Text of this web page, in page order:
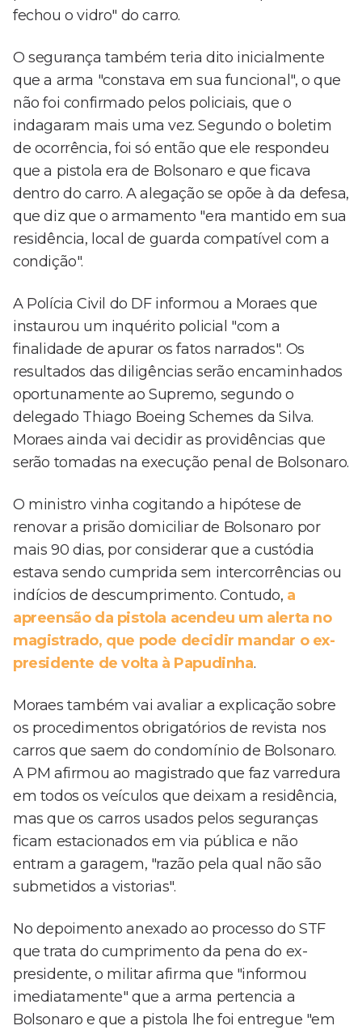
fechou o vidro" do carro.
O segurança também teria dito inicialmente
que a arma "constava em sua funcional", o que
não foi confirmado pelos policiais, que o
indagaram mais uma vez. Segundo o boletim
de ocorrência, foi só então que ele respondeu
que a pistola era de Bolsonaro e que ficava
dentro do carro. A alegação se opõe à da defesa,
que diz que o armamento "era mantido em sua
residência, local de guarda compatível com a
condição".
A Polícia Civil do DF informou a Moraes que
instaurou um inquérito policial "com a
finalidade de apurar os fatos narrados". Os
resultados das diligências serão encaminhados
oportunamente ao Supremo, segundo o
delegado Thiago Boeing Schemes da Silva.
Moraes ainda vai decidir as providências que
serão tomadas na execução penal de Bolsonaro.
O ministro vinha cogitando a hipótese de
renovar a prisão domiciliar de Bolsonaro por
mais 90 dias, por considerar que a custódia
estava sendo cumprida sem intercorrências ou
indícios de descumprimento. Contudo, a
apreensão da pistola acendeu um alerta no
magistrado, que pode decidir mandar o ex-
presidente de volta à Papudinha.
Moraes também vai avaliar a explicação sobre
os procedimentos obrigatórios de revista nos
carros que saem do condomínio de Bolsonaro.
A PM afirmou ao magistrado que faz varredura
em todos os veículos que deixam a residência,
mas que os carros usados pelos seguranças
ficam estacionados em via pública e não
entram a garagem, "razão pela qual não são
submetidos a vistorias".
No depoimento anexado ao processo do STF
que trata do cumprimento da pena do ex-
presidente, o militar afirma que "informou
imediatamente" que a arma pertencia a
Bolsonaro e que a pistola lhe foi entregue "em